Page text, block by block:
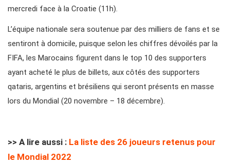
mercredi face à la Croatie (11h).
L’équipe nationale sera soutenue par des milliers de fans et se
sentiront à domicile, puisque selon les chiffres dévoilés par la
FIFA, les Marocains figurent dans le top 10 des supporters
ayant acheté le plus de billets, aux côtés des supporters
qataris, argentins et brésiliens qui seront présents en masse
lors du Mondial (20 novembre – 18 décembre).
>> A lire aussi : La liste des 26 joueurs retenus pour
le Mondial 2022